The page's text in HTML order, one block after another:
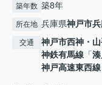
築年数 築8年
所在地 兵庫県神戸市
交通 神戸市西神・
神鉄有馬線 「湊
神戸高速東西線